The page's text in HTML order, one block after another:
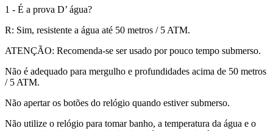
1 - É a prova D’ água?
R: Sim, resistente a água até 50 metros / 5 ATM.
ATENÇÃO: Recomenda-se ser usado por pouco tempo submerso.
Não é adequado para mergulho e profundidades acima de 50 metros
/ 5 ATM.
Não apertar os botões do relógio quando estiver submerso.
Não utilize o relógio para tomar banho, a temperatura da água e o